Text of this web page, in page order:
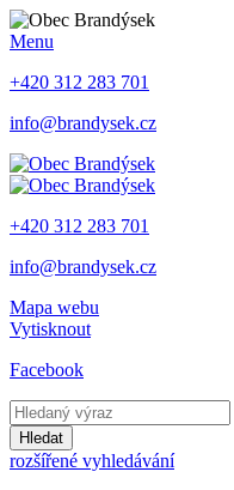
Menu
+420 312 283 701
info@brandysek.cz
+420 312 283 701
info@brandysek.cz
Mapa webu
Vytisknout
Facebook
Hledat
rozšířené vyhledávání